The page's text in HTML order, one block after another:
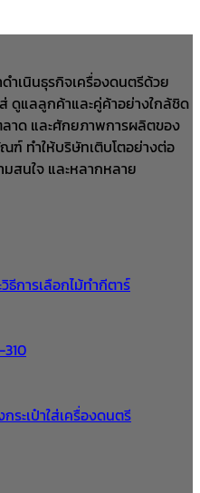
ำเนินธุรกิจเครื่องดนตรีด้วย
ดูแลลูกค้าและคู่ค้าอย่างใกล้ชิด
ลาด และศักยภาพการผลิตของ
ฑ์ ทำให้บริษัทเติบโตอย่างต่อ
สนใจ และหลากหลาย
ธีการเลือกไม้ทำกีตาร์
ระเป๋าใส่เครื่องดนตรี